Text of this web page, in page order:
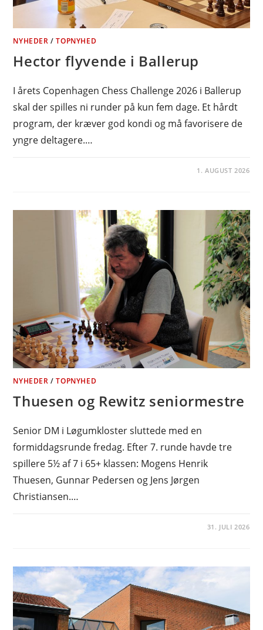
NYHEDER /TOPNYHED
Hector flyvende i Ballerup
I årets Copenhagen Chess Challenge 2026 i Ballerup
skal der spilles ni runder på kun fem dage. Et hårdt
program, der kræver god kondi og må favorisere de
yngre deltagere.…
1. AUGUST 2026
NYHEDER /TOPNYHED
Thuesen og Rewitz seniormestre
Senior DM i Løgumkloster sluttede med en
formiddagsrunde fredag. Efter 7. runde havde tre
spillere 5½ af 7 i 65+ klassen: Mogens Henrik
Thuesen, Gunnar Pedersen og Jens Jørgen
Christiansen.…
31. JULI 2026